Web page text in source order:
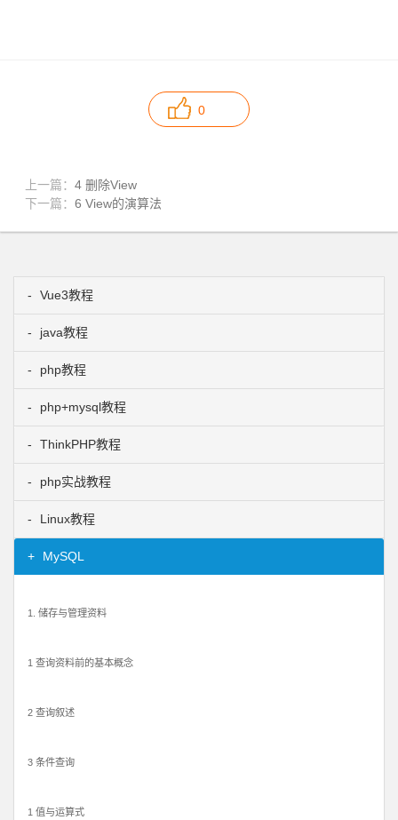
0
上一篇： 4 删除View
下一篇： 6 View的演算法
Vue3教程
java教程
php教程
php+mysql教程
ThinkPHP教程
php实战教程
Linux教程
MySQL
1. 储存与管理资料
1 查询资料前的基本概念
2 查询叙述
3 条件查询
1 值与运算式